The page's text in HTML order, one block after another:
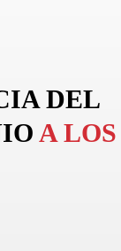
DEL
A LOS